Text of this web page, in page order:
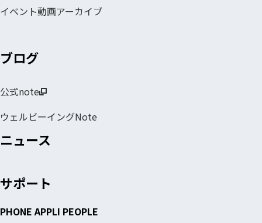
イベント動画アーカイブ
ブログ
公式note
ウェルビーイングNote
ニュース
サポート
PHONE APPLI PEOPLE